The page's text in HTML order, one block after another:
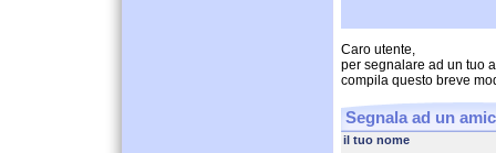
Caro utente,
per segnalare ad un tuo
compila questo breve
Segnala ad un
il tuo nome